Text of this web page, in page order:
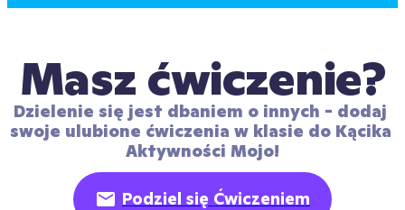
Masz ćwiczenie?
Dzielenie się jest dbaniem o innych - dodaj
swoje ulubione ćwiczenia w klasie do Kącika
Aktywności Mojo!
Podziel się Ćwiczeniem